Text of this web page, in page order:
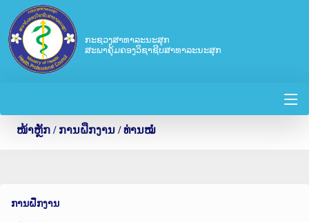
ກະຊວງສາທາລະນະສຸກ
ສະພາຄຸ້ມຄອງວິຊາຊີບສາທາລະນະສຸກ
ໜ້າຫຼັກ / ການຝຶກງານ / ທ່ານໝໍ
ການຝຶກງານ